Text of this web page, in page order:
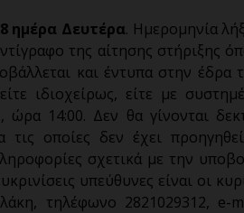
ημέρα Δευτέρα. Ημερομηνία
της αίτησης στήριξης
και έντυπα στην έδρα
ιδιοχείρως, είτε με
ώρα 14:00. Δεν θα γίνονται
τις οποίες δεν έχει
σχετικά με την
υπεύθυνες είναι οι
τηλέφωνο 2821029312, e-